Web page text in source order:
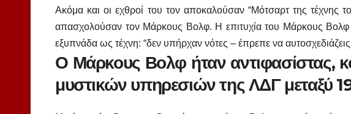
Ακόμα και οι εχθροί του τον αποκαλούσαν “Μότσαρτ της τέχνης
απασχολούσαν τον Μάρκους Βολφ. Η επιτυχία του Μάρκους Βολφ
εξυπνάδα ως τέχνη: “δεν υπήρχαν νότες – έπρεπε να
Ο Μάρκους Βολφ ήταν αντιφασίστας,
μυστικών υπηρεσιών της ΛΔΓ μεταξύ